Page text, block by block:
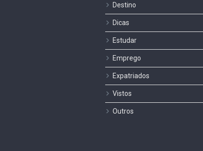
Destino
Dicas
Estudar
Emprego
Expatriados
Vistos
Outros